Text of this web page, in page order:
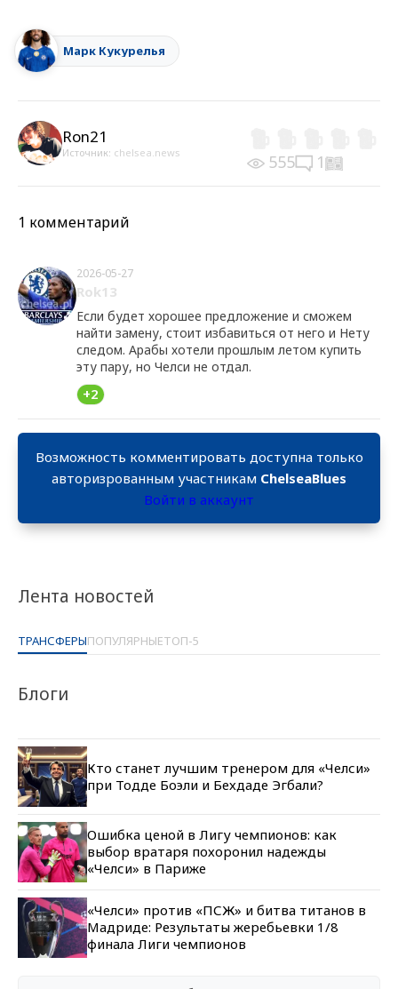
Лента новостей
ТРАНСФЕРЫПОПУЛЯРНЫЕТОП-5
Блоги
Кто станет лучшим тренером для «Челси»
при Тодде Боэли и Бехдаде Эгбали?
Ошибка ценой в Лигу чемпионов: как
выбор вратаря похоронил надежды
«Челси» в Париже
«Челси» против «ПСЖ» и битва титанов в
Мадриде: Результаты жеребьевки 1/8
финала Лиги чемпионов
Марк Кукурелья
Ron21
Источник: chelsea.news 555 1
1 комментарий
2026-05-27
Rok13
Если будет хорошее предложение и сможем
найти замену, стоит избавиться от него и Нету
следом. Арабы хотели прошлым летом купить
эту пару, но Челси не отдал.
+2
Возможность комментировать доступна только
авторизрованным участникам ChelseaBlues
Войти в аккаунт